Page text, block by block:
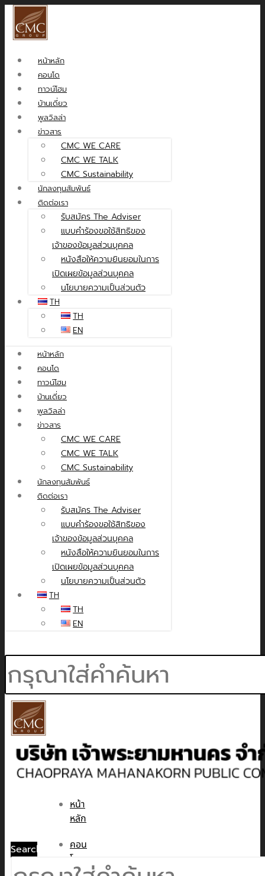
หน้าหลัก
คอนโด
ทาวน์โฮม
บ้านเดี่ยว
พูลวิลล่า
ข่าวสาร
CMC WE CARE
CMC WE TALK
CMC Sustainability
นักลงทุนสัมพันธ์
ติดต่อเรา
รับสมัคร The Adviser
แบบคำร้องขอใช้สิทธิของ
เจ้าของข้อมูลส่วนบุคคล
หนังสือให้ความยินยอมในการ
เปิดเผยข้อมูลส่วนบุคคล
นโยบายความเป็นส่วนตัว
TH
TH
EN
หน้าหลัก
คอนโด
ทาวน์โฮม
บ้านเดี่ยว
พูลวิลล่า
ข่าวสาร
CMC WE CARE
CMC WE TALK
CMC Sustainability
นักลงทุนสัมพันธ์
ติดต่อเรา
รับสมัคร The Adviser
แบบคำร้องขอใช้สิทธิของ
เจ้าของข้อมูลส่วนบุคคล
หนังสือให้ความยินยอมในการ
เปิดเผยข้อมูลส่วนบุคคล
นโยบายความเป็นส่วนตัว
TH
TH
EN
หน้า
หลัก
คอน
โด
Search